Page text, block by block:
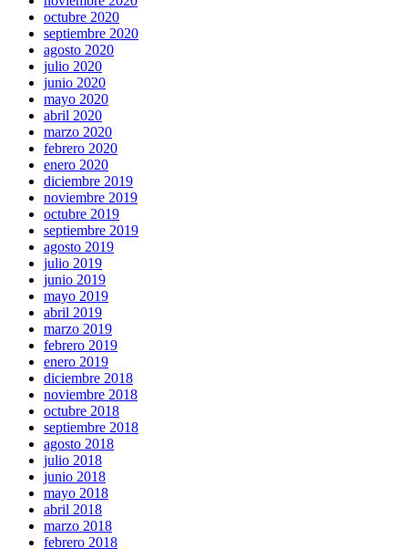
octubre 2020
septiembre 2020
agosto 2020
julio 2020
junio 2020
mayo 2020
abril 2020
marzo 2020
febrero 2020
enero 2020
diciembre 2019
noviembre 2019
octubre 2019
septiembre 2019
agosto 2019
julio 2019
junio 2019
mayo 2019
abril 2019
marzo 2019
febrero 2019
enero 2019
diciembre 2018
noviembre 2018
octubre 2018
septiembre 2018
agosto 2018
julio 2018
junio 2018
mayo 2018
abril 2018
marzo 2018
febrero 2018